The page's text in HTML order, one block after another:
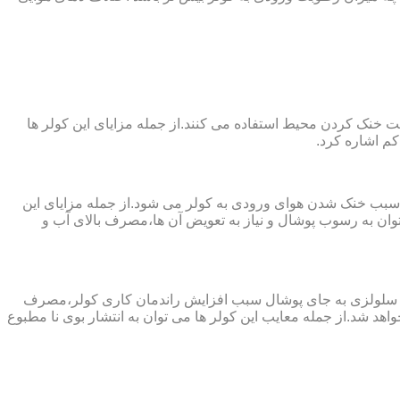
پارچه های نانو جهت خنک کردن محیط استفاده می کنند.از جمله مزایای این کولر ها
اشاره کرد.
خنک شدن هوای ورودی به کولر می شود.از جمله مزایای این
به رسوب پوشال و نیاز به تعویض آن ها،مصرف بالای آب و
سلولزی به جای پوشال سبب افزایش راندمان کاری کولر،مصرف
شد.از جمله معایب این کولر ها می توان به انتشار بوی نا مطبوع